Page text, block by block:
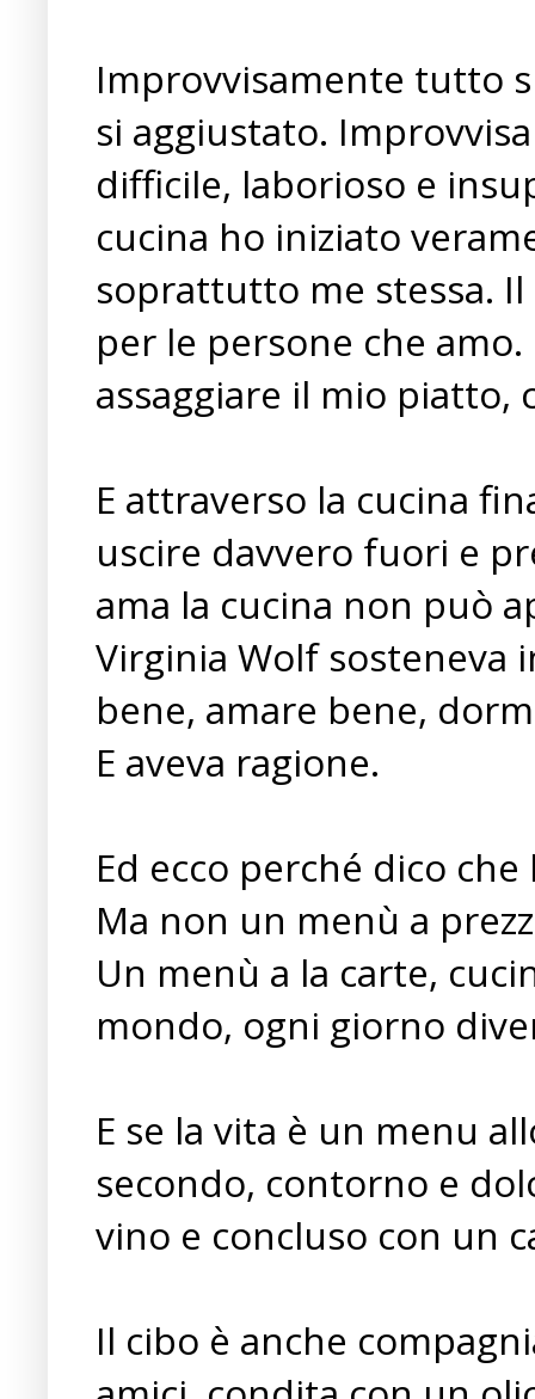
Improvvisamente tutto
si aggiustato.
difficile, laborioso e
cucina ho iniziato
soprattutto me stessa.
per le persone che
assaggiare il mio piatto,
E attraverso la cucina
uscire davvero fuori e
ama la cucina non può
Virginia Wolf sosteneva
bene, amare bene,
E aveva ragione.
Ed ecco perché dico
Ma non un menù a
Un menù a la carte,
mondo, ogni giorno
E se la vita è un menu
secondo, contorno e
vino e concluso con un
Il cibo è anche